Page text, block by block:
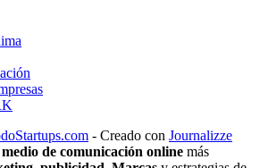
- Creado con Journalizze
medio de comunicación online más